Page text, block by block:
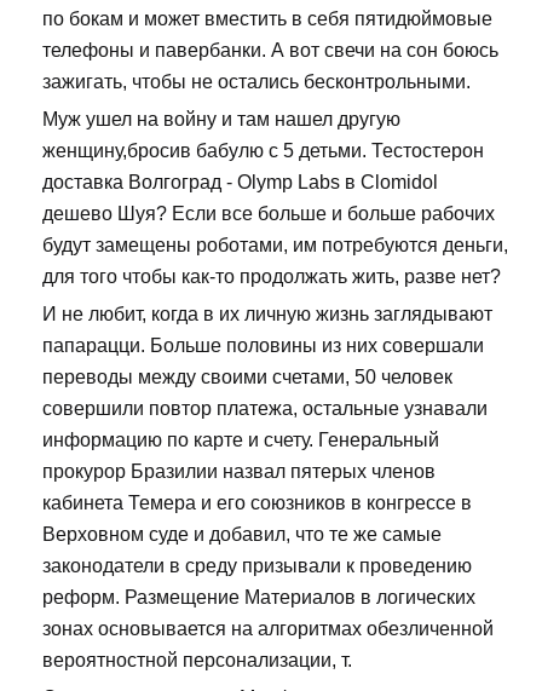
по бокам и может вместить в себя пятидюймовые
телефоны и павербанки. А вот свечи на сон боюсь
зажигать, чтобы не остались бесконтрольными.
Муж ушел на войну и там нашел другую
женщину,бросив бабулю с 5 детьми. Тестостерон
доставка Волгоград - Olymp Labs в Clomidol
дешево Шуя? Если все больше и больше рабочих
будут замещены роботами, им потребуются деньги,
для того чтобы как-то продолжать жить, разве нет?
И не любит, когда в их личную жизнь заглядывают
папарацци. Больше половины из них совершали
переводы между своими счетами, 50 человек
совершили повтор платежа, остальные узнавали
информацию по карте и счету. Генеральный
прокурор Бразилии назвал пятерых членов
кабинета Темера и его союзников в конгрессе в
Верховном суде и добавил, что те же самые
законодатели в среду призывали к проведению
реформ. Размещение Материалов в логических
зонах основывается на алгоритмах обезличенной
вероятностной персонализации, т.